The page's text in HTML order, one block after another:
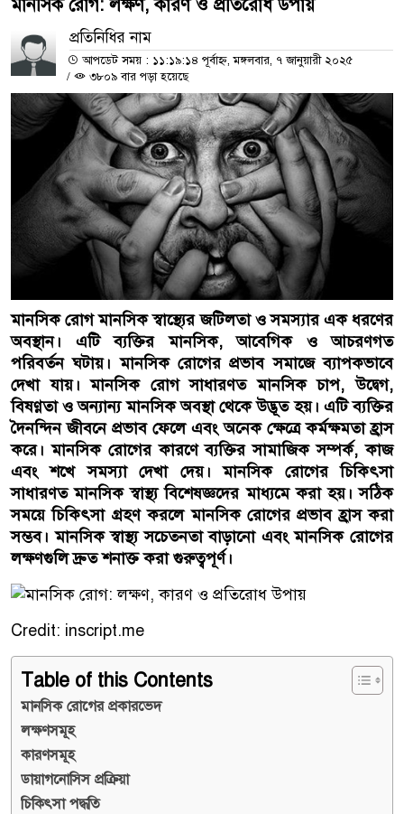
মানসিক রোগ: লক্ষণ, কারণ ও প্রতিরোধ উপায়
প্রতিনিধির নাম
আপডেট সময় : ১১:১৯:১৪ পূর্বাহ্ন, মঙ্গলবার, ৭ জানুয়ারী ২০২৫
/
৩৮০৯ বার পড়া হয়েছে
মানসিক রোগ মানসিক স্বাস্থ্যের জটিলতা ও সমস্যার এক ধরণের
অবস্থান। এটি ব্যক্তির মানসিক, আবেগিক ও আচরণগত
পরিবর্তন ঘটায়। মানসিক রোগের প্রভাব সমাজে ব্যাপকভাবে
দেখা যায়। মানসিক রোগ সাধারণত মানসিক চাপ, উদ্বেগ,
বিষণ্ণতা ও অন্যান্য মানসিক অবস্থা থেকে উদ্ভূত হয়। এটি ব্যক্তির
দৈনন্দিন জীবনে প্রভাব ফেলে এবং অনেক ক্ষেত্রে কর্মক্ষমতা হ্রাস
করে। মানসিক রোগের কারণে ব্যক্তির সামাজিক সম্পর্ক, কাজ
এবং শখে সমস্যা দেখা দেয়। মানসিক রোগের চিকিৎসা
সাধারণত মানসিক স্বাস্থ্য বিশেষজ্ঞদের মাধ্যমে করা হয়। সঠিক
সময়ে চিকিৎসা গ্রহণ করলে মানসিক রোগের প্রভাব হ্রাস করা
সম্ভব। মানসিক স্বাস্থ্য সচেতনতা বাড়ানো এবং মানসিক রোগের
লক্ষণগুলি দ্রুত শনাক্ত করা গুরুত্বপূর্ণ।
Credit: inscript.me
Table of this Contents
মানসিক রোগের প্রকারভেদ
লক্ষণসমূহ
কারণসমূহ
ডায়াগনোসিস প্রক্রিয়া
চিকিৎসা পদ্ধতি